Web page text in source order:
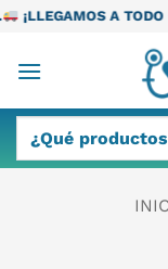
Saltar
contenido
TODO CHILE!
por: